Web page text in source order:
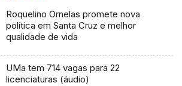
Roquelino Ornelas promete nova
política em Santa Cruz e melhor
qualidade de vida
UMa tem 714 vagas para 22
licenciaturas (áudio)